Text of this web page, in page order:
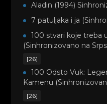
Aladin (1994)
7 patuljaka i ja
100 stvari koje treba
(Sinhronizovano na
[26]
100 Odsto Vuk:
Kamenu
[26]